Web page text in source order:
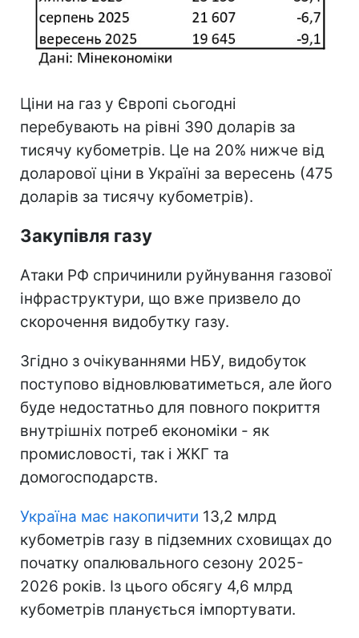
Ціни на газ у Європі сьогодні
перебувають на рівні 390 доларів за
тисячу кубометрів. Це на 20% нижче від
доларової ціни в Україні за вересень (475
доларів за тисячу кубометрів).
Закупівля газу
Атаки РФ спричинили руйнування газової
інфраструктури, що вже призвело до
скорочення видобутку газу.
Згідно з очікуваннями НБУ, видобуток
поступово відновлюватиметься, але його
буде недостатньо для повного покриття
внутрішніх потреб економіки - як
промисловості, так і ЖКГ та
домогосподарств.
Україна має накопичити 13,2 млрд
кубометрів газу в підземних сховищах до
початку опалювального сезону 2025-
2026 років. Із цього обсягу 4,6 млрд
кубометрів планується імпортувати.